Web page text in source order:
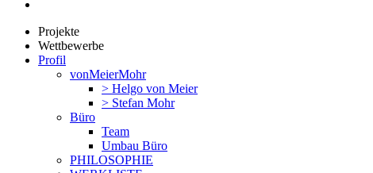
Projekte
Wettbewerbe
Profil
vonMeierMohr
> Helgo von Meier
> Stefan Mohr
Büro
Team
Umbau Büro
PHILOSOPHIE